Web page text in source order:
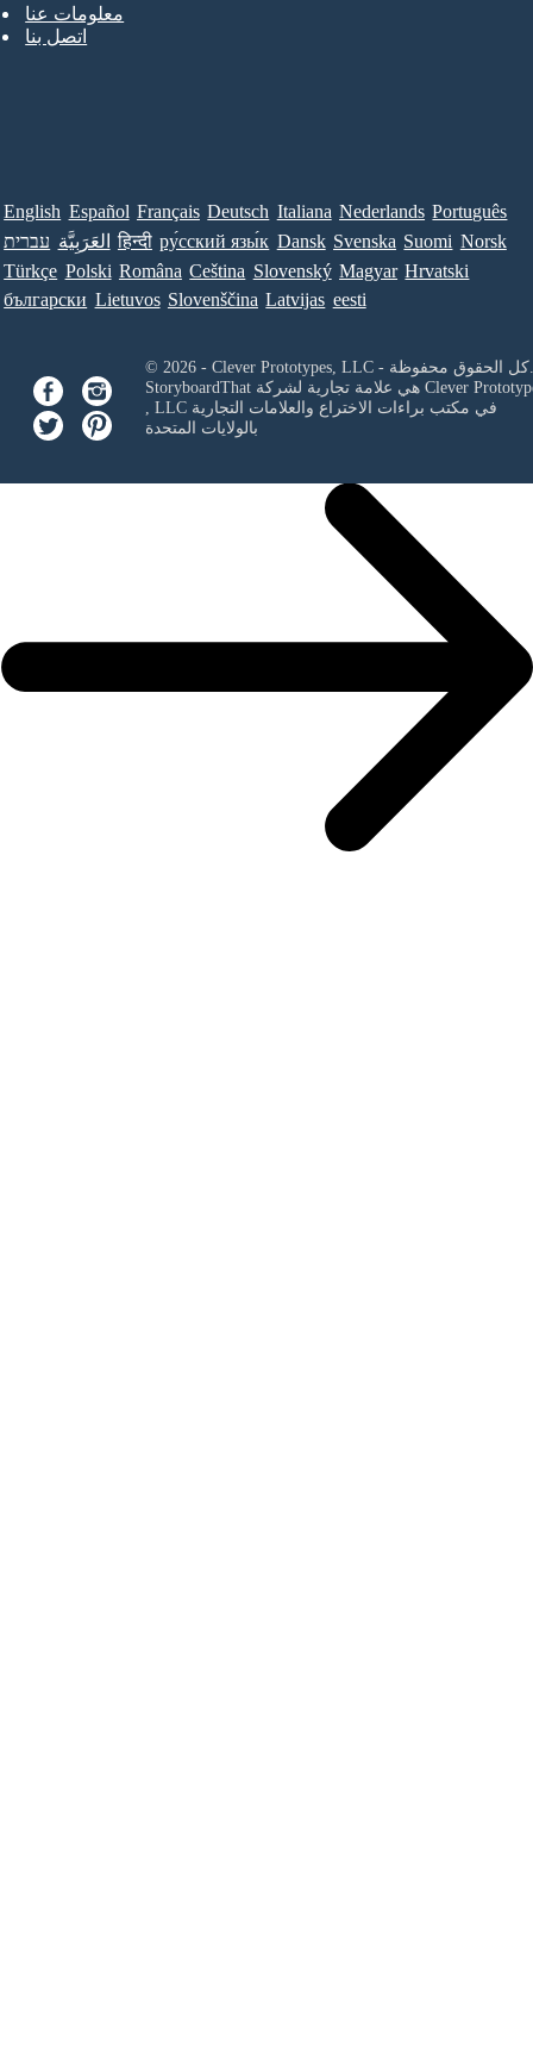
معلومات عنا
اتصل بنا
English Español Français Deutsch Italiana Nederlands Português
עברית العَرَبِيَّة हिन्दी ру́сский язы́к Dansk Svenska Suomi Norsk
Türkçe Polski Româna Ceština Slovenský Magyar Hrvatski
български Lietuvos Slovenščina Latvijas eesti
© 2026 - Clever Prototypes, LLC - كل الحقوق محفوظة.
StoryboardThat هي علامة تجارية لشركة Clever
, LLCفي مكتب براءات الاختراع والعلامات التجارية
بالولايات المتحدة